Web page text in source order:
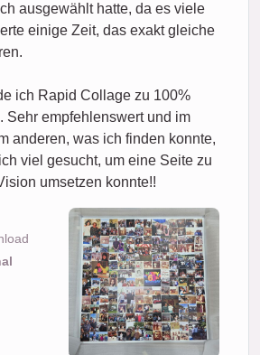
ausgewählt hatte, da es viele
einige Zeit, das exakt gleiche
ich Rapid Collage zu 100%
Sehr empfehlenswert und im
anderen, was ich finden konnte,
viel gesucht, um eine Seite zu
umsetzen konnte!!